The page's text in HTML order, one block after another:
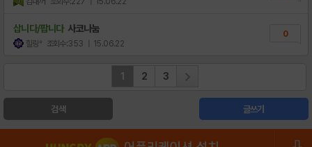
삽니다/팝니다 사코나눔
힐링° 조회수:353 | 15.06.22
0
1 2 3
검색 글쓰기